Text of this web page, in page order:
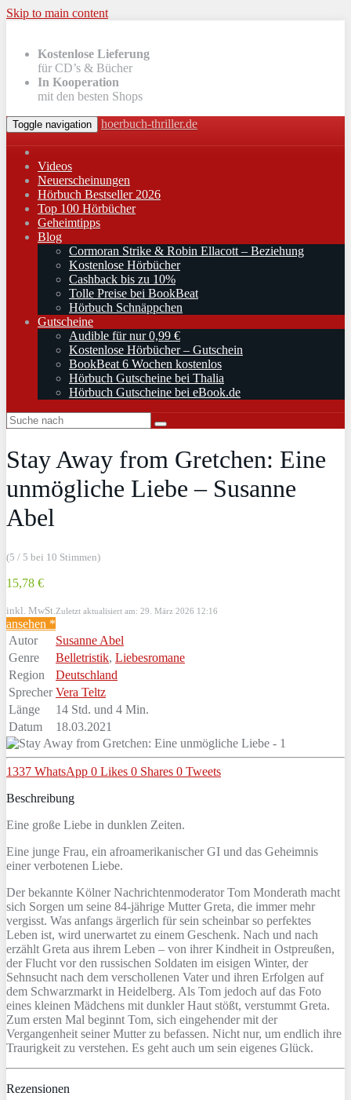
Skip to main content
Kostenlose Lieferung
für CD’s & Bücher
In Kooperation
mit den besten Shops
Toggle navigation hoerbuch-thriller.de
Videos
Neuerscheinungen
Hörbuch Bestseller 2026
Top 100 Hörbücher
Geheimtipps
Blog
Cormoran Strike & Robin Ellacott – Beziehung
Kostenlose Hörbücher
Cashback bis zu 10%
Tolle Preise bei BookBeat
Hörbuch Schnäppchen
Gutscheine
Audible für nur 0,99 €
Kostenlose Hörbücher – Gutschein
BookBeat 6 Wochen kostenlos
Hörbuch Gutscheine bei Thalia
Hörbuch Gutscheine bei eBook.de
Stay Away from Gretchen: Eine
unmögliche Liebe – Susanne
Abel
(5 / 5 bei 10 Stimmen)
15,78 €
inkl. MwSt. Zuletzt aktualisiert am: 29. März 2026 12:16
ansehen *
Autor
Susanne Abel
Genre
Belletristik, Liebesromane
Region
Deutschland
Sprecher Vera Teltz
Länge
14 Std. und 4 Min.
Datum
18.03.2021
1337 WhatsApp 0 Likes 0 Shares 0 Tweets
Beschreibung
Eine große Liebe in dunklen Zeiten.
Eine junge Frau, ein afroamerikanischer GI und das Geheimnis
einer verbotenen Liebe.
Der bekannte Kölner Nachrichtenmoderator Tom Monderath macht
sich Sorgen um seine 84-jährige Mutter Greta, die immer mehr
vergisst. Was anfangs ärgerlich für sein scheinbar so perfektes
Leben ist, wird unerwartet zu einem Geschenk. Nach und nach
erzählt Greta aus ihrem Leben – von ihrer Kindheit in Ostpreußen,
der Flucht vor den russischen Soldaten im eisigen Winter, der
Sehnsucht nach dem verschollenen Vater und ihren Erfolgen auf
dem Schwarzmarkt in Heidelberg. Als Tom jedoch auf das Foto
eines kleinen Mädchens mit dunkler Haut stößt, verstummt Greta.
Zum ersten Mal beginnt Tom, sich eingehender mit der
Vergangenheit seiner Mutter zu befassen. Nicht nur, um endlich ihre
Traurigkeit zu verstehen. Es geht auch um sein eigenes Glück.
Rezensionen